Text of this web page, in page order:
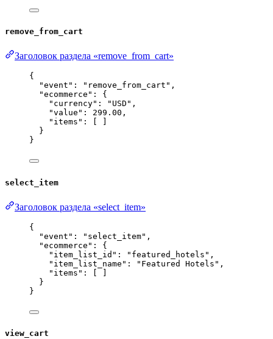
remove_from_cart
Заголовок раздела «remove_from_cart»
{
"event" : " remove_from_cart " ,
"ecommerce" : {
"currency" : " USD " ,
"value" : 299.00 ,
"items" : [ ]
}
}
select_item
Заголовок раздела «select_item»
{
"event" : " select_item" ,
"ecommerce" : {
"item_list_id" : " featured_hotels " ,
"item_list_name" : " Featured Hotels " ,
"items" : [ ]
}
}
view_cart